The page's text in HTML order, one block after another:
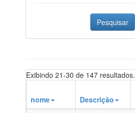
Pesquisar
Exibindo 21-30 de 147 resultados.
nome Descrição